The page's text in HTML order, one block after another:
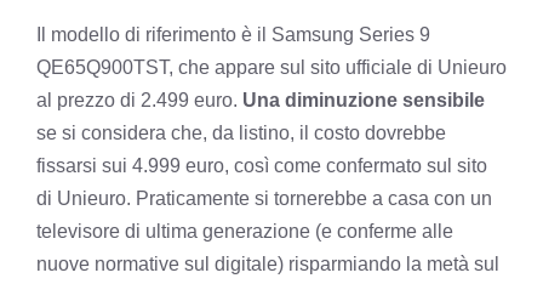
Il modello di riferimento è il Samsung Series 9
QE65Q900TST, che appare sul sito ufficiale di Unieuro
al prezzo di 2.499 euro. Una diminuzione sensibile
se si considera che, da listino, il costo dovrebbe
fissarsi sui 4.999 euro, così come confermato sul sito
di Unieuro. Praticamente si tornerebbe a casa con un
televisore di ultima generazione (e conferme alle
nuove normative sul digitale) risparmiando la metà sul